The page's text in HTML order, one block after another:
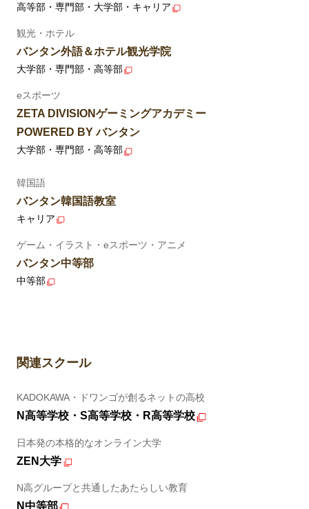
高等部・専門部・大学部・キャリア
観光・ホテル
バンタン外語＆ホテル観光学院
大学部・専門部・高等部
eスポーツ
ZETA DIVISIONゲーミングアカデミー
POWERED BY バンタン
大学部・専門部・高等部
韓国語
バンタン韓国語教室
キャリア
ゲーム・イラスト・eスポーツ・アニメ
バンタン中等部
中等部
関連スクール
KADOKAWA・ドワンゴが創るネットの高校
N高等学校・S高等学校・R高等学校
日本発の本格的なオンライン大学
ZEN大学
N高グループと共通したあたらしい教育
N中等部